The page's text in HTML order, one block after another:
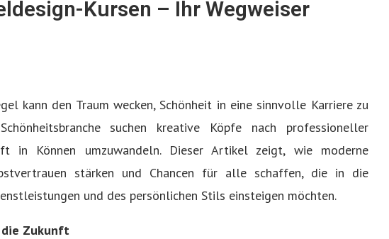
Kursen – Ihr Wegweiser
kann den Traum wecken, Schönheit in eine sinnvolle Karriere zu
suchen kreative Köpfe nach professioneller
in Können umzuwandeln. Dieser Artikel zeigt, wie moderne
stärken und Chancen für alle schaffen, die in die
und des persönlichen Stils einsteigen möchten.
Zukunft